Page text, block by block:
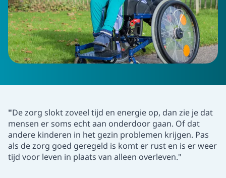
"De zorg slokt zoveel tijd en energie op, dan zie je dat
mensen er soms echt aan onderdoor gaan. Of dat
andere kinderen in het gezin problemen krijgen. Pas
als de zorg goed geregeld is komt er rust en is er weer
tijd voor leven in plaats van alleen overleven."